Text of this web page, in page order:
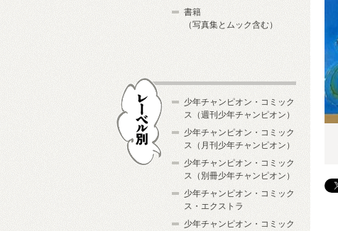
書籍
（写真集とムック含む）
少年チャンピオン・コミック
ス（週刊少年チャンピオン）
少年チャンピオン・コミック
ス（月刊少年チャンピオン）
少年チャンピオン・コミック
ス（別冊少年チャンピオン）
少年チャンピオン・コミック
ス・エクストラ
少年チャンピオン・コミック